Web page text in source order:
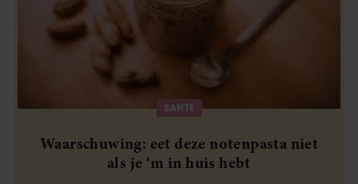
SANTE
Waarschuwing: eet deze notenpasta niet
als je ‘m in huis hebt